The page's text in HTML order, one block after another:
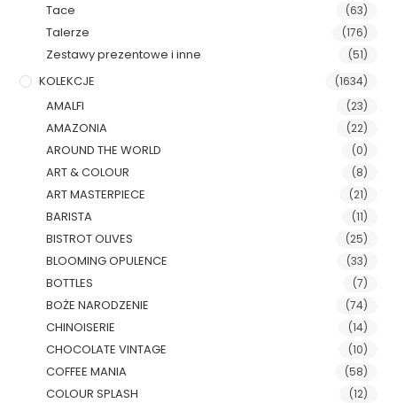
Tace (63)
Talerze (176)
Zestawy prezentowe i inne (51)
KOLEKCJE (1634)
AMALFI (23)
AMAZONIA (22)
AROUND THE WORLD (0)
ART & COLOUR (8)
ART MASTERPIECE (21)
BARISTA (11)
BISTROT OLIVES (25)
BLOOMING OPULENCE (33)
BOTTLES (7)
BOŻE NARODZENIE (74)
CHINOISERIE (14)
CHOCOLATE VINTAGE (10)
COFFEE MANIA (58)
COLOUR SPLASH (12)